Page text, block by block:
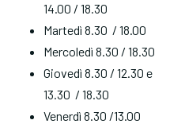
14.00 / 18.30
Martedì 8.30 / 18.00
Mercoledì 8.30 / 18.30
Giovedì 8.30 / 12.30 e
13.30 / 18.30
Venerdì 8.30 /13.00